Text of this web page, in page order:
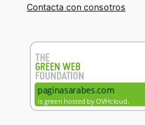
Contacta con consotros